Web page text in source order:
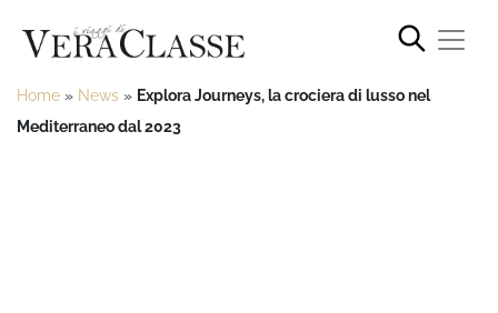
Home » News » Explora Journeys, la crociera di lusso nel
Mediterraneo dal 2023